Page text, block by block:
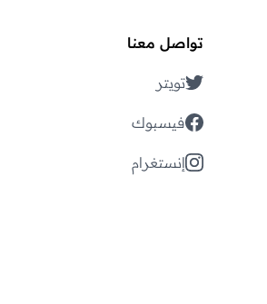
تواصل معنا
تويتر
فيسبوك
إنستغرام